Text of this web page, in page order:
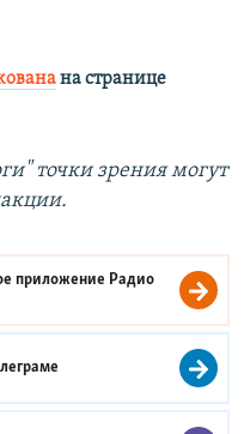
на странице
точки зрения могут
приложение Радио